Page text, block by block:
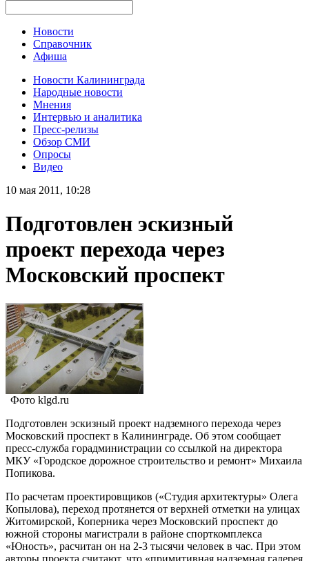
Новости
Справочник
Афиша
Новости Калининграда
Народные новости
Мнения
Интервью и аналитика
Пресс-релизы
Обзор СМИ
Опросы
Видео
10 мая 2011, 10:28
Подготовлен эскизный
проект перехода через
Московский проспект
Фото klgd.ru
Подготовлен эскизный проект надземного перехода через
Московский проспект в Калининграде. Об этом сообщает
пресс-служба горадминистрации со ссылкой на директора
МКУ «Городское дорожное строительство и ремонт» Михаила
Попикова.
По расчетам проектировщиков («Студия архитектуры» Олега
Копылова), переход протянется от верхней отметки на улицах
Житомирской, Коперника через Московский проспект до
южной стороны магистрали в районе спорткомплекса
«Юность», расчитан он на 2-3 тысячи человек в час. При этом
авторы проекта считают, что «примитивная надземная галерея